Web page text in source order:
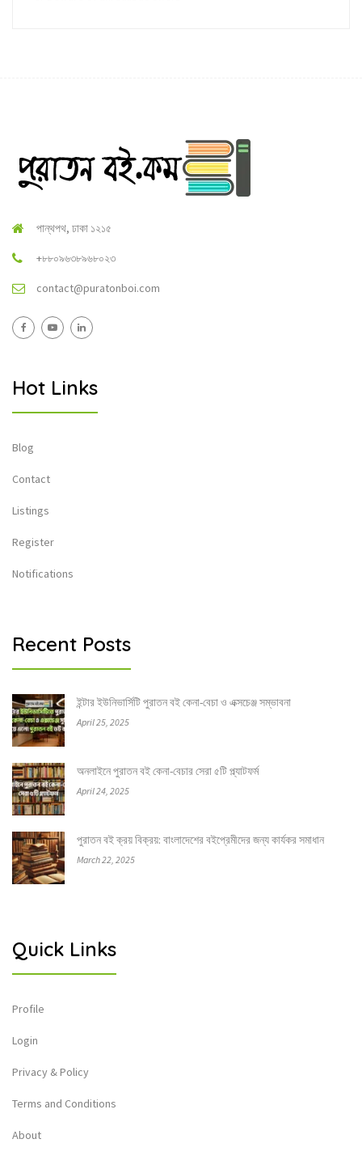
পান্থপথ, ঢাকা ১২১৫
+৮৮০৯৬৩৮৯৬৮০২৩
contact@puratonboi.com
Hot Links
Blog
Contact
Listings
Register
Notifications
Recent Posts
ইন্টার ইউনিভার্সিটি পুরাতন বই কেনা-বেচা ও এক্সচেঞ্জ সম্ভাবনা
April 25, 2025
অনলাইনে পুরাতন বই কেনা-বেচার সেরা ৫টি প্ল্যাটফর্ম
April 24, 2025
পুরাতন বই ক্রয় বিক্রয়: বাংলাদেশের বইপ্রেমীদের জন্য কার্যকর সমাধান
March 22, 2025
Quick Links
Profile
Login
Privacy & Policy
Terms and Conditions
About